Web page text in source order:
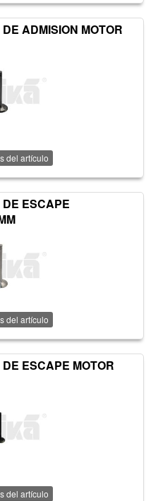
ADMISION MOTOR
del artículo
ESCAPE
del artículo
ESCAPE MOTOR
del artículo